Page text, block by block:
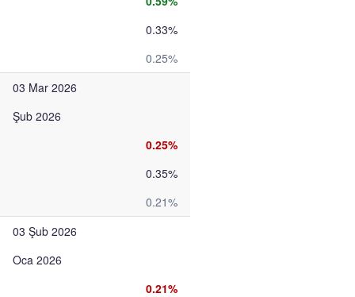
0.33%
0.25%
03 Mar 2026
Şub 2026
0.25%
0.35%
0.21%
03 Şub 2026
Oca 2026
0.21%